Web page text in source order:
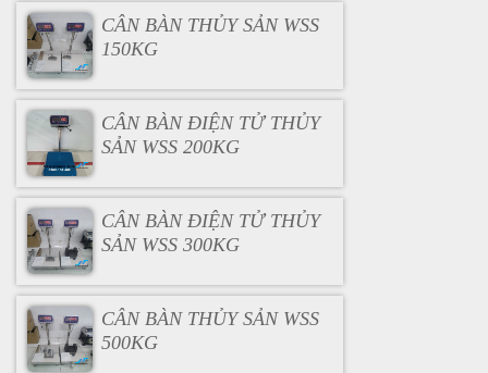
CÂN BÀN THỦY SẢN WSS
150KG
CÂN BÀN ĐIỆN TỬ THỦY
SẢN WSS 200KG
CÂN BÀN ĐIỆN TỬ THỦY
SẢN WSS 300KG
CÂN BÀN THỦY SẢN WSS
500KG